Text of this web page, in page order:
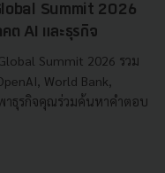
Summit 2026
ต AI และธุรกิจ
Summit 2026 รวม
World Bank,
าธุรกิจคุณร่วมค้นหาคำตอบ